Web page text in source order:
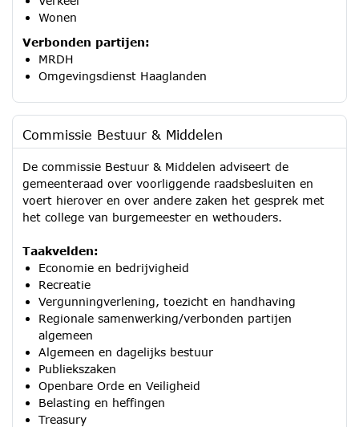
Wonen
Verbonden partijen:
MRDH
Omgevingsdienst Haaglanden
Commissie Bestuur & Middelen
De commissie Bestuur & Middelen adviseert de
gemeenteraad over voorliggende raadsbesluiten en
voert hierover en over andere zaken het gesprek met
het college van burgemeester en wethouders.
Taakvelden:
Economie en bedrijvigheid
Recreatie
Vergunningverlening, toezicht en handhaving
Regionale samenwerking/verbonden partijen
algemeen
Algemeen en dagelijks bestuur
Publiekszaken
Openbare Orde en Veiligheid
Belasting en heffingen
Treasury